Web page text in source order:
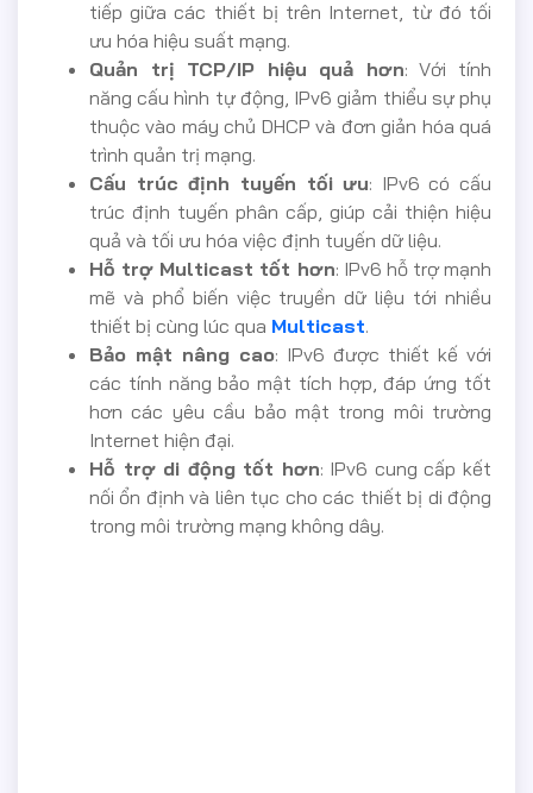
tiếp giữa các thiết bị trên Internet, từ đó tối
ưu hóa hiệu suất mạng.
Quản trị TCP/IP hiệu quả hơn: Với tính
năng cấu hình tự động, IPv6 giảm thiểu sự phụ
thuộc vào máy chủ DHCP và đơn giản hóa quá
trình quản trị mạng.
Cấu trúc định tuyến tối ưu: IPv6 có cấu
trúc định tuyến phân cấp, giúp cải thiện hiệu
quả và tối ưu hóa việc định tuyến dữ liệu.
Hỗ trợ Multicast tốt hơn: IPv6 hỗ trợ mạnh
mẽ và phổ biến việc truyền dữ liệu tới nhiều
thiết bị cùng lúc qua Multicast.
Bảo mật nâng cao: IPv6 được thiết kế với
các tính năng bảo mật tích hợp, đáp ứng tốt
hơn các yêu cầu bảo mật trong môi trường
Internet hiện đại.
Hỗ trợ di động tốt hơn: IPv6 cung cấp kết
nối ổn định và liên tục cho các thiết bị di động
trong môi trường mạng không dây.